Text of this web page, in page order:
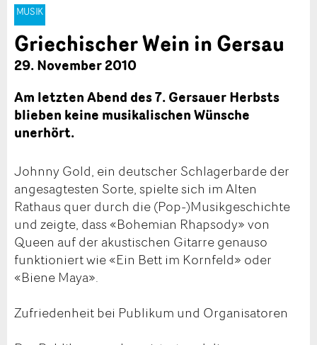
MUSIK
Griechischer Wein in Gersau
29. November 2010
Am letzten Abend des 7. Gersauer Herbsts
blieben keine musikalischen Wünsche
unerhört.
Johnny Gold, ein deutscher Schlagerbarde der
angesagtesten Sorte, spielte sich im Alten
Rathaus quer durch die (Pop-)Musikgeschichte
und zeigte, dass «Bohemian Rhapsody» von
Queen auf der akustischen Gitarre genauso
funktioniert wie «Ein Bett im Kornfeld» oder
«Biene Maya».
Zufriedenheit bei Publikum und Organisatoren